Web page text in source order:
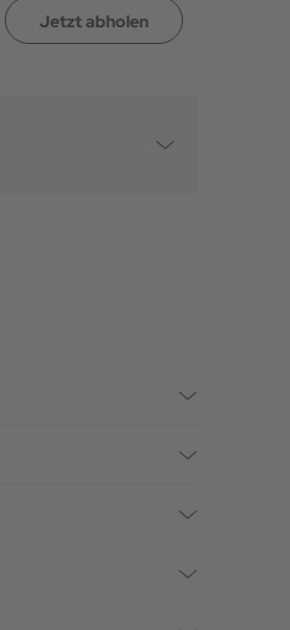
Jetzt abholen